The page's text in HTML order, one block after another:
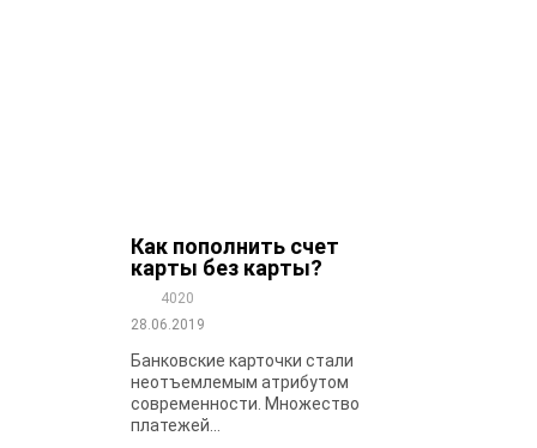
Как пополнить счет
карты без карты?
4020
28.06.2019
Банковские карточки стали
неотъемлемым атрибутом
современности. Множество
платежей...